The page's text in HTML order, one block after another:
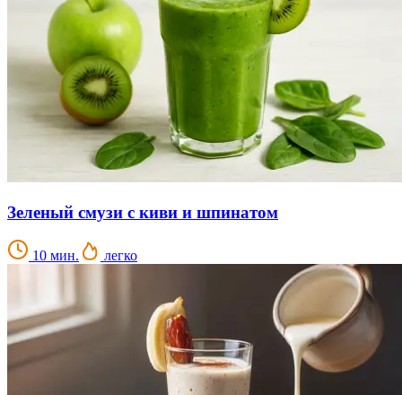
Зеленый смузи с киви и шпинатом
10 мин. легко